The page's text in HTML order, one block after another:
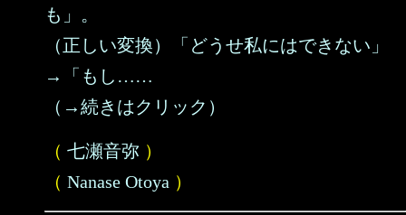
も」。
（正しい変換）「どうせ私にはできない」
→「もし……
（→続きはクリック）
（ 七瀬音弥 ）
（ Nanase Otoya ）